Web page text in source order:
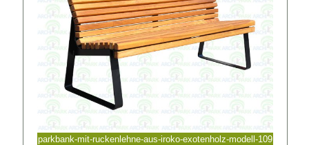
parkbank-mit-ruckenlehne-aus-iroko-exotenholz-modell-109